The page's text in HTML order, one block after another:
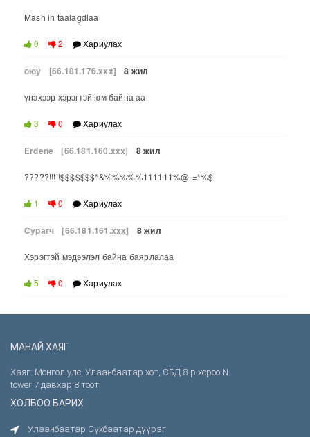
Mash ih taalagdlaa
0 2 Хариулах
оюу [66.181.176.xxx] 8 жил
үнэхээр хэрэгтэй юм байна аа
3 0 Хариулах
Erdene [66.181.160.xxx] 8 жил
?????!!!!!$$$$$$$*&%%%%%111111%@-=*%$
1 0 Хариулах
Сурагч [66.181.161.xxx] 8 жил
Хэрэгтэй мэдээлэл байна баярлалаа
5 0 Хариулах
МАНАЙ ХАЯГ
Хаяг: Монгол улс, Улаанбаатар хот, СБД 8-р хороо N
tower 7 давхар 8 тоот
ХОЛБОО БАРИХ
Улаанбаатар Сүхбаатар дүүрэг